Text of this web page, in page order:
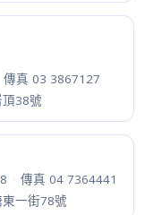
傳真 03 3867127
38號
· 傳真 04 7364441
一街78號